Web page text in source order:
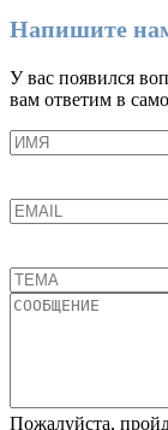
Напишите
У вас появился
вам ответим в
Пожалуйста,